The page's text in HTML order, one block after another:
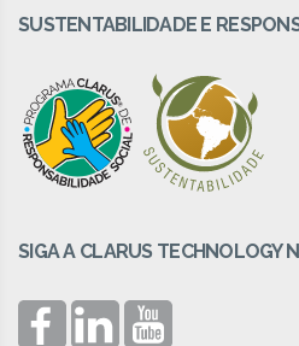
SUSTENTABILIDADE E
SIGA A CLARUS TECHNOLOGY